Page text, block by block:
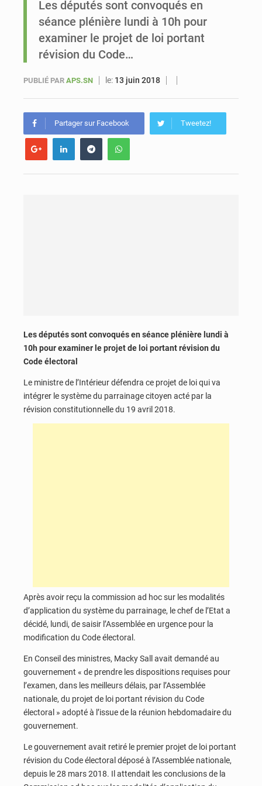
Sénégal : Ousmane Diagne prêtera serment le 11 août comme président du Conseil constitutionnel
Les députés sont convoqués en
séance plénière lundi à 10h pour
examiner le projet de loi portant
révision du Code…
PUBLIÉ PAR APS.SN le: 13 juin 2018
Partager sur Facebook Tweetez!
Les députés sont convoqués en séance plénière lundi à
10h pour examiner le projet de loi portant révision du
Code électoral
Le ministre de l’Intérieur défendra ce projet de loi qui va
intégrer le système du parrainage citoyen acté par la
révision constitutionnelle du 19 avril 2018.
Après avoir reçu la commission ad hoc sur les modalités
d’application du système du parrainage, le chef de l’Etat a
décidé, lundi, de saisir l’Assemblée en urgence pour la
modification du Code électoral.
En Conseil des ministres, Macky Sall avait demandé au
gouvernement « de prendre les dispositions requises pour
l’examen, dans les meilleurs délais, par l’Assemblée
nationale, du projet de loi portant révision du Code
électoral » adopté à l’issue de la réunion hebdomadaire du
gouvernement.
Le gouvernement avait retiré le premier projet de loi portant
révision du Code électoral déposé à l’Assemblée nationale,
depuis le 28 mars 2018. Il attendait les conclusions de la